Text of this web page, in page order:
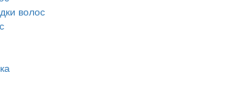
волос